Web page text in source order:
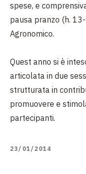
spese, e
pausa pranzo (h.
Agronomico.
Quest anno si è
articolata in due
strutturata in
promuovere e
partecipanti.
23/01/2014